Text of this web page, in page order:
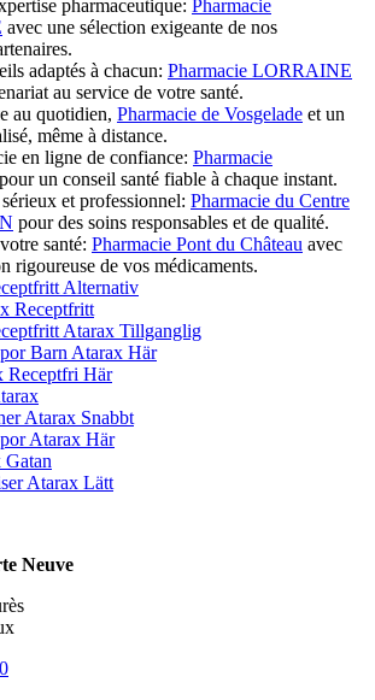
pharmaceutique: Pharmacie
avec une sélection exigeante de nos
adaptés à chacun: Pharmacie LORRAINE
au service de votre santé.
au quotidien, Pharmacie de Vosgelade et un
même à distance.
en ligne de confiance: Pharmacie
pour un conseil santé fiable à chaque instant.
et professionnel: Pharmacie du Centre
pour des soins responsables et de qualité.
santé: Pharmacie Pont du Château avec
rigoureuse de vos médicaments.
Alternativ
Receptfritt
Atarax Tillganglig
Barn Atarax Här
Receptfri Här
Atarax Snabbt
Atarax Här
Gatan
Atarax Lätt
Neuve